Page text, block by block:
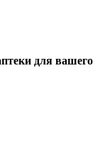
для вашего